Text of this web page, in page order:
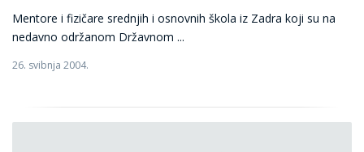
Mentore i fizičare srednjih i osnovnih škola iz Zadra koji su na
nedavno održanom Državnom ...
26. svibnja 2004.